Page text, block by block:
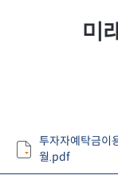
미
투자자예탁금이
월.pdf